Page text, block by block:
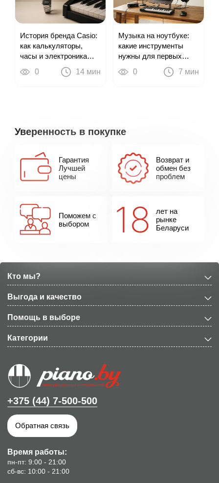
История бренда Casio:
как калькуляторы,
часы и электроника
привели к цифровым
пианино
0 14 мин
Музыка на ноутбуке:
какие инструменты
нужны для первых
0 7 мин
Уверенность в покупке
Гарантия
Лучшей
цены
Возврат и
обмен без
проблем
Поможем с
выбором
лет на
рынке
Беларуси
Кто мы?
Выгода и качество
Помощь в выборе
Категории
+375 (44) 7-500-500
Обратная связь
Время работы:
пн-пт: 9:00 - 21:00
сб-вс: 10:00 - 21:00